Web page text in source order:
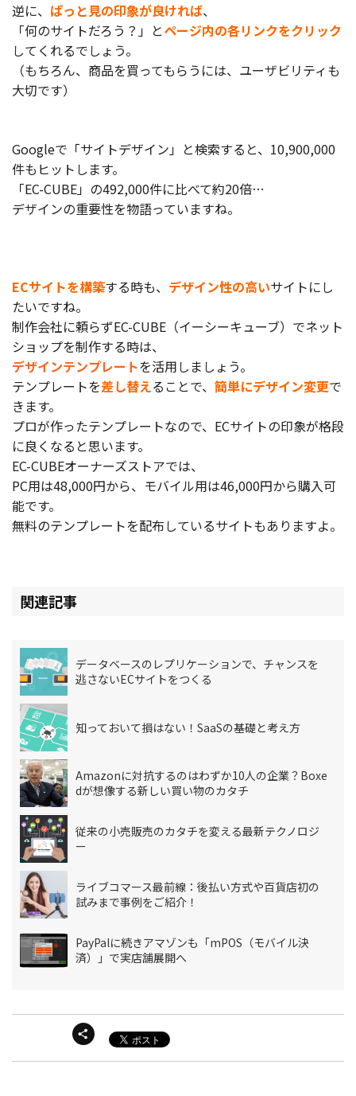
導入事例
お役立ち記事
お問い合わせ
逆に、 ぱっと見の印象が良ければ、
「何のサイトだろう？」とページ内の各リンクをクリック
してくれるでしょう。
（もちろん、商品を買ってもらうには、ユーザビリティも
大切です）
Googleで「サイトデザイン」と検索すると、10,900,000
件もヒットします。
「EC-CUBE」の492,000件に比べて約20倍…
デザインの重要性を物語っていますね。
ECサイトを構築する時も、 デザイン性の高いサイトにし
たいですね。
制作会社に頼らずEC-CUBE（イーシーキューブ）でネット
ショップを制作する時は、
デザインテンプレートを活用しましょう。
テンプレートを差し替えることで、 簡単にデザイン変更で
きます。
プロが作ったテンプレートなので、ECサイトの印象が格段
に良くなると思います。
EC-CUBEオーナーズストアでは、
PC用は48,000円から、モバイル用は46,000円から購入可
能です。
無料のテンプレートを配布しているサイトもありますよ。
関連記事
データベースのレプリケーションで、チャンスを
逃さないECサイトをつくる
知っておいて損はない！SaaSの基礎と考え方
Amazonに対抗するのはわずか10人の企業？Boxe
dが想像する新しい買い物のカタチ
従来の小売販売のカタチを変える最新テクノロジ
ー
ライブコマース最前線：後払い方式や百貨店初の
試みまで事例をご紹介！
PayPalに続きアマゾンも「mPOS（モバイル決
済）」で実店舗展開へ